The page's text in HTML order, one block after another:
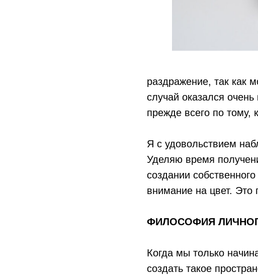
раздражение, так как
случай оказался
прежде всего по тому,
Я с удовольствием
Уделяю время
создании
внимание на цвет. Это
ФИЛОСОФИЯ
Когда мы только
создать такое